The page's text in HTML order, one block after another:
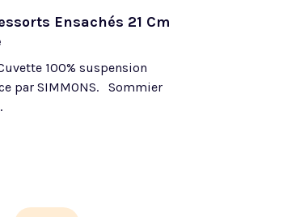
Ensachés 21 Cm
100% suspension
par SIMMONS. Sommier